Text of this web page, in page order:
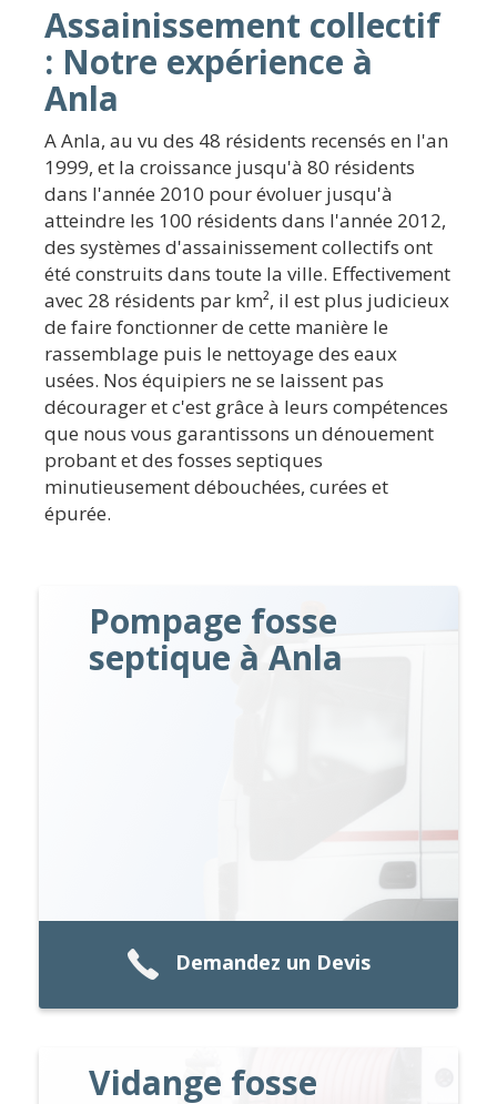
Assainissement collectif
: Notre expérience à
Anla
A Anla, au vu des 48 résidents recensés en l'an
1999, et la croissance jusqu'à 80 résidents
dans l'année 2010 pour évoluer jusqu'à
atteindre les 100 résidents dans l'année 2012,
des systèmes d'assainissement collectifs ont
été construits dans toute la ville. Effectivement
avec 28 résidents par km², il est plus judicieux
de faire fonctionner de cette manière le
rassemblage puis le nettoyage des eaux
usées. Nos équipiers ne se laissent pas
décourager et c'est grâce à leurs compétences
que nous vous garantissons un dénouement
probant et des fosses septiques
minutieusement débouchées, curées et
épurée.
Pompage fosse
septique à Anla
Demandez un Devis
Vidange fosse